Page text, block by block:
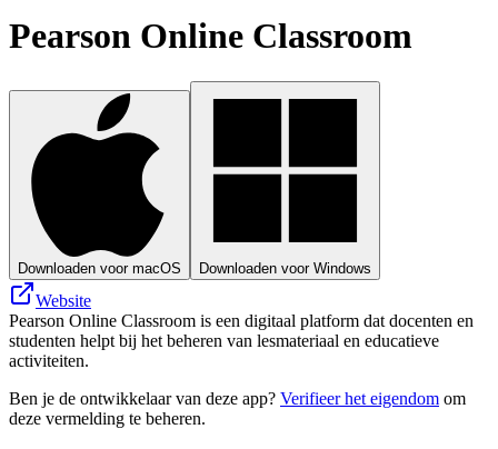
Pearson Online Classroom
Downloaden voor macOS Downloaden voor Windows
Website
Pearson Online Classroom is een digitaal platform dat docenten en
studenten helpt bij het beheren van lesmateriaal en educatieve
activiteiten.
Ben je de ontwikkelaar van deze app? Verifieer het eigendom om
deze vermelding te beheren.